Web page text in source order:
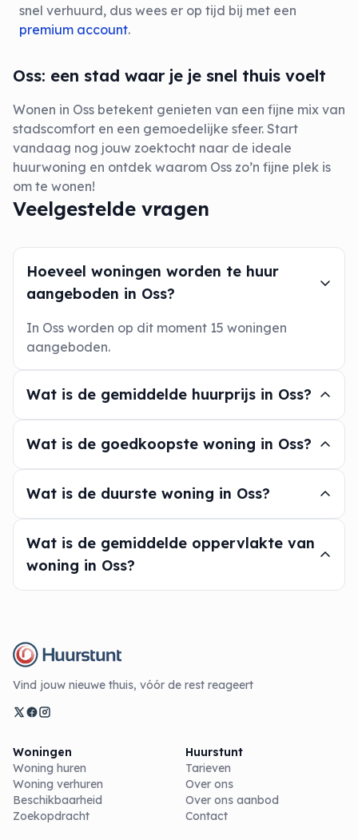
snel verhuurd, dus wees er op tijd bij met een
premium account.
Oss: een stad waar je je snel thuis voelt
Wonen in Oss betekent genieten van een fijne mix van
stadscomfort en een gemoedelijke sfeer. Start
vandaag nog jouw zoektocht naar de ideale
huurwoning en ontdek waarom Oss zo’n fijne plek is
om te wonen!
Veelgestelde vragen
Hoeveel woningen worden te huur
aangeboden in Oss?
In Oss worden op dit moment 15 woningen
aangeboden.
Wat is de gemiddelde huurprijs in Oss?
Wat is de goedkoopste woning in Oss?
Wat is de duurste woning in Oss?
Wat is de gemiddelde oppervlakte van
woning in Oss?
Vind jouw nieuwe thuis, vóór de rest reageert
Woningen
Woning huren
Woning verhuren
Beschikbaarheid
Zoekopdracht
Huurstunt
Tarieven
Over ons
Over ons aanbod
Contact